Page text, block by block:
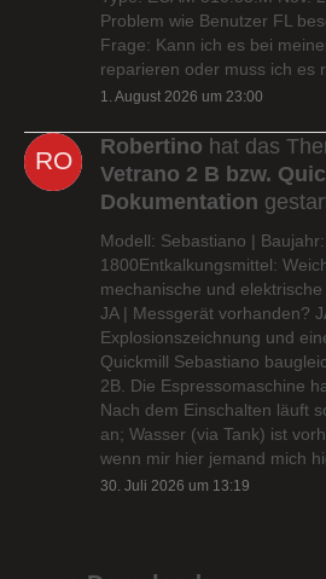
Problem wie Benutzer FL
Frage: Kann ich es bei
reparieren oder muss ich es
1. August 2026 um 23:00
Robertino hat das
Vetrano 2 B bzw.
Dokumentation
Modell: Sebastiano |
1800Entkalkungsmittel:
mechanische und
JA | Messgerät vorhanden?
Explosionszeichnung und
Quickmill Sebastiano
2B. Die Espressomaschine
Nach dem Einschalten läuft
an; Wasser (via Tank) ist
wenn mir hier jemand mich
30. Juli 2026 um 13:19